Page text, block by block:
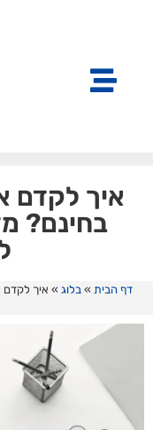
איך לקדם
בחינם?
דף הבית » בלוג » איך לקדם